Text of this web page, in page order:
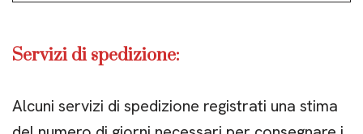
Servizi di spedizione:
Alcuni servizi di spedizione registrati una stima